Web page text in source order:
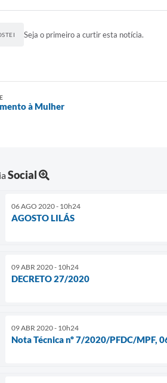
Seja o primeiro a curtir esta notícia.
à Mulher
Social
06 AGO 2020 - 10h24
AGOSTO LILÁS
09 ABR 2020 - 10h24
DECRETO 27/2020
09 ABR 2020 - 10h24
Nota Técnica nº 7/2020/PFDC/MPF,